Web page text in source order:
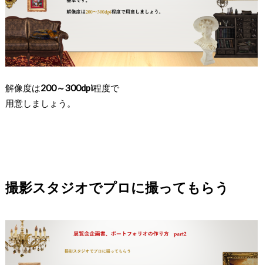
解像度は200～300dpi程度で
用意しましょう。
撮影スタジオでプロに撮ってもらう